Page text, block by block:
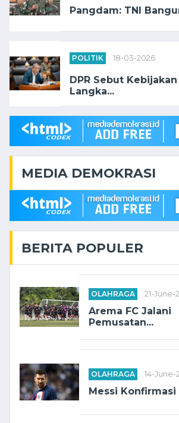
Pangdam: TNI
POLITIK 18-03-2026
DPR Sebut Kebijakan
Langka...
MEDIA DEMOKRASI
BERITA POPULER
OLAHRAGA 21-June-
Arema FC Jalani
Pemusatan...
OLAHRAGA 14-June-
Messi Konfirmasi